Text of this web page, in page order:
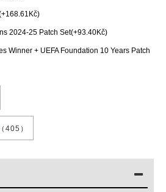
2024-25 Patch Set(+93.40Kč)
Winner + UEFA Foundation 10 Years Patch
（405）